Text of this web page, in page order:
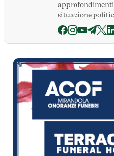
situazione
La Pressa